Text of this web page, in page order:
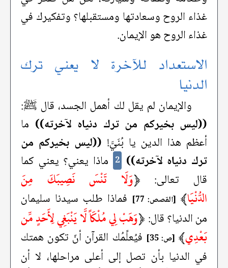
غذاء الروح وسعادتها ومستقبلها؟ وتفكيرك في
غذاء الروح هو الإيمان.
الاستعداد للآخرة لا يعني ترك
الدنيا
والإيمان لم يقل لك أهمل الجسد، قال ﷺ:
((ليس بخيركم من ترك دنياه لآخرته)) ما
أعظم هذا الدين يا بُنَيَّ! ((ليس بخيركم من
ترك دنياه لآخرته)) 2 ماذا يعني؟ يعني كما
قال تعالى: ﴿وَلَا تَنْسَ نَصِيبَكَ مِنَ
الدُّنْيَا﴾ [القصص: 77]
فماذا طلب سيدنا سليمان
من الدنيا؟ قال: ﴿وَهَبْ لِي مُلْكَاً لَّا يَنْبَغِي لِأَحَدٍ مِّن
بَعْدِي﴾ [ص: 35]
فيُعلِّمُك القرآن أنّ تكون همتك
في الدنيا بأن تصل إلى أعلى مراحلها، لا أن